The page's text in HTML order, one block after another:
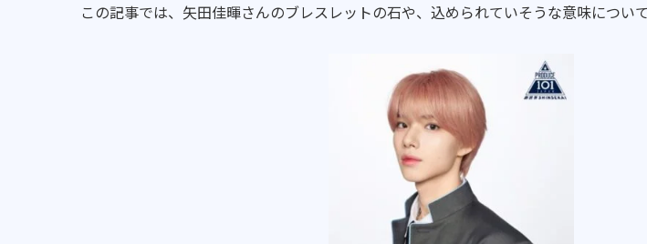
この記事では、矢田佳暉さんのブレスレットの石や、込められていそうな意味につい